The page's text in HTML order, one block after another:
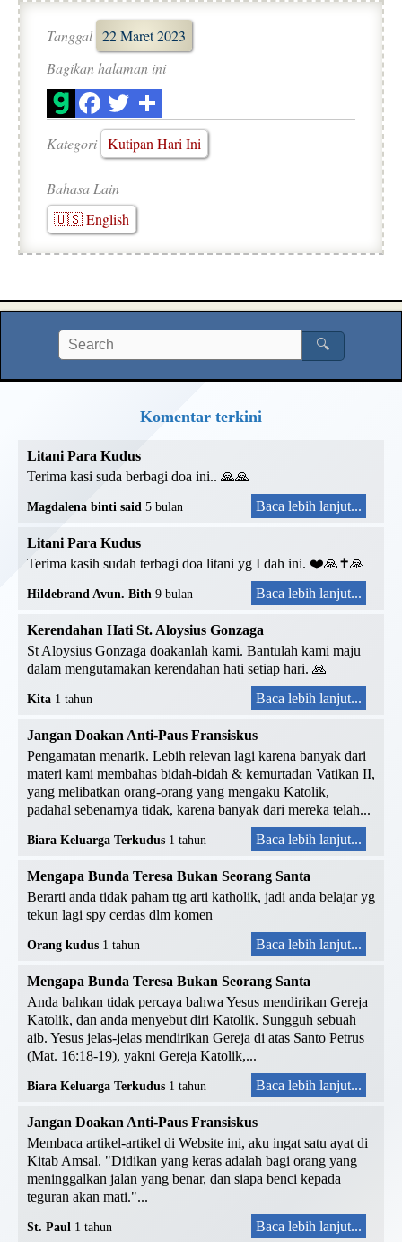
Tanggal 22 Maret 2023
Bagikan halaman ini
Kategori Kutipan Hari Ini
Bahasa Lain
🇺🇸 English
🔍
Komentar terkini
Litani Para Kudus
Terima kasi suda berbagi doa ini.. 🙏🙏
Magdalena binti said 5 bulan Baca lebih lanjut...
Litani Para Kudus
Terima kasih sudah terbagi doa litani yg I dah ini. ❤️🙏✝️🙏
Hildebrand Avun. Bith 9 bulan Baca lebih lanjut...
Kerendahan Hati St. Aloysius Gonzaga
St Aloysius Gonzaga doakanlah kami. Bantulah kami maju
dalam mengutamakan kerendahan hati setiap hari. 🙏
Kita 1 tahun Baca lebih lanjut...
Jangan Doakan Anti-Paus Fransiskus
Pengamatan menarik. Lebih relevan lagi karena banyak dari
materi kami membahas bidah-bidah & kemurtadan Vatikan II,
yang melibatkan orang-orang yang mengaku Katolik,
padahal sebenarnya tidak, karena banyak dari mereka telah...
Biara Keluarga Terkudus 1 tahun Baca lebih lanjut...
Mengapa Bunda Teresa Bukan Seorang Santa
Berarti anda tidak paham ttg arti katholik, jadi anda belajar yg
tekun lagi spy cerdas dlm komen
Orang kudus 1 tahun Baca lebih lanjut...
Mengapa Bunda Teresa Bukan Seorang Santa
Anda bahkan tidak percaya bahwa Yesus mendirikan Gereja
Katolik, dan anda menyebut diri Katolik. Sungguh sebuah
aib. Yesus jelas-jelas mendirikan Gereja di atas Santo Petrus
(Mat. 16:18-19), yakni Gereja Katolik,...
Biara Keluarga Terkudus 1 tahun Baca lebih lanjut...
Jangan Doakan Anti-Paus Fransiskus
Membaca artikel-artikel di Website ini, aku ingat satu ayat di
Kitab Amsal. "Didikan yang keras adalah bagi orang yang
meninggalkan jalan yang benar, dan siapa benci kepada
teguran akan mati."...
St. Paul 1 tahun Baca lebih lanjut...